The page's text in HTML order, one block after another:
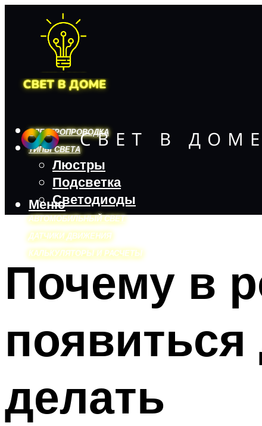
ЭЛЕКТРОПРОВОДКА
ТИПЫ СВЕТА
Люстры
Подсветка
Светодиоды
АВТОМОБИЛЬНЫЙ СВЕТ
ДАТЧИКИ ДВИЖЕНИЯ
КАЛЬКУЛЯТОРЫ И РАСЧЕТЫ
Меню
Меню
Почему в
делать